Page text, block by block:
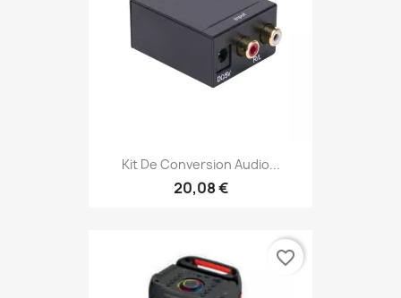
Kit De Conversion Audio...
20,08 €
favorite_border